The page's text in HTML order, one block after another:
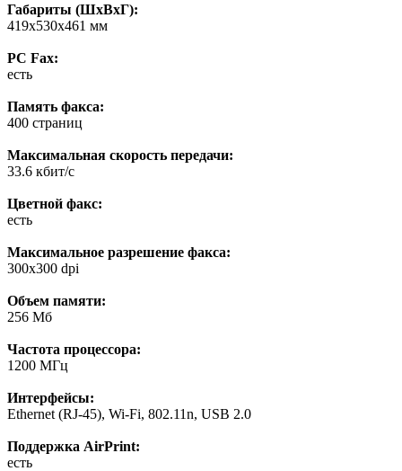
Габариты (ШхВхГ):
419x530x461 мм
PC Fax:
есть
Память факса:
400 страниц
Максимальная скорость передачи:
33.6 кбит/c
Цветной факс:
есть
Максимальное разрешение факса:
300x300 dpi
Объем памяти:
256 Мб
Частота процессора:
1200 МГц
Интерфейсы:
Ethernet (RJ-45), Wi-Fi, 802.11n, USB 2.0
Поддержка AirPrint:
есть